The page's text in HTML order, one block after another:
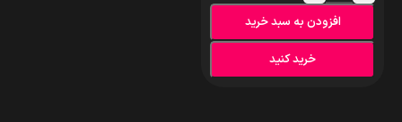
افزودن به سبد خرید
خرید کنید